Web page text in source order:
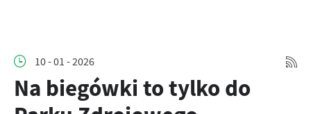
10 - 01 - 2026
Na biegówki to tylko do